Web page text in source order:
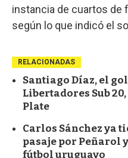
instancia de cuartos de
según lo que indicó el
RELACIONADAS
Santiago Díaz, el
Libertadores Sub
Plate
Carlos Sánchez ya
pasaje por Peñarol
fútbol uruguayo